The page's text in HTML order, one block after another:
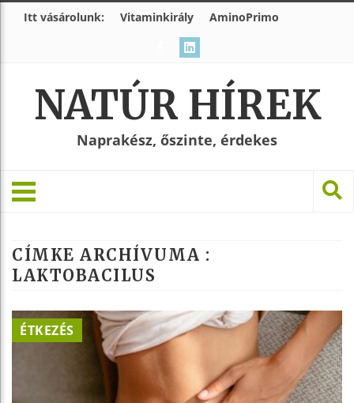
Itt vásárolunk: Vitaminkirály AminoPrimo
NATÚR HÍREK
Naprakész, őszinte, érdekes
CÍMKE ARCHÍVUMA :
LAKTOBACILUS
ÉTKEZÉS